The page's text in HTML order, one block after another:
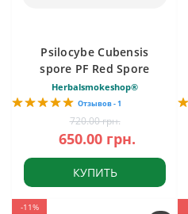
Psilocybe Cubensis
spore PF Red Spore
Herbalsmokeshop®
Отзывов - 1
720.00 грн.
650.00 грн.
КУПИТЬ
-11%